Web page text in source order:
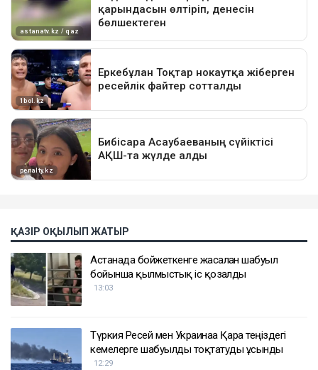
ҚАЗІР ОҚЫЛЫП ЖАТЫР
Астанада бойжеткенге жасалған шабуыл
бойынша қылмыстық іс қозғалды
13:03
Түркия Ресей мен Украинаға Қара теңіздегі
кемелерге шабуылды тоқтатуды ұсынды
12:29